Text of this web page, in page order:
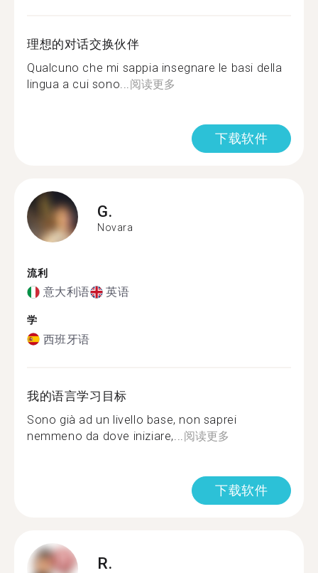
理想的对话交换伙伴
Qualcuno che mi sappia insegnare le basi della
lingua a cui sono... 阅读更多
下载软件
G.
Novara
流利
意大利语 英语
学
西班牙语
我的语言学习目标
Sono già ad un livello base, non saprei
nemmeno da dove iniziare,... 阅读更多
下载软件
R.